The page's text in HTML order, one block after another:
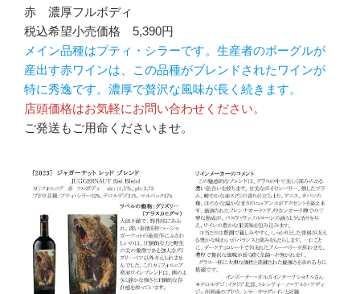
赤 濃厚フルボディ
税込希望小売価格 5,390円
メイン品種はプティ・シラーです。生産者のボーグルが
産出す赤ワインは、この品種がブレンドされたワインが
特に秀逸です。濃厚で贅沢な風味が長く続きます。
店頭価格はお気軽にお問い合わせください。
ご発送もご用命くださいませ。